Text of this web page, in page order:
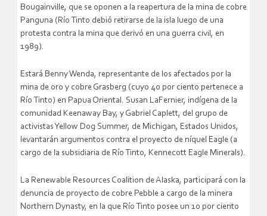
Bougainville, que se oponen a la reapertura de la mina de cobre
Panguna (Río Tinto debió retirarse de la isla luego de una
protesta contra la mina que derivó en una guerra civil, en
1989).
Estará Benny Wenda, representante de los afectados por la
mina de oro y cobre Grasberg (cuyo 40 por ciento pertenece a
Río Tinto) en Papua Oriental. Susan LaFernier, indígena de la
comunidad Keenaway Bay, y Gabriel Caplett, del grupo de
activistas Yellow Dog Summer, de Michigan, Estados Unidos,
levantarán argumentos contra el proyecto de níquel Eagle (a
cargo de la subsidiaria de Río Tinto, Kennecott Eagle Minerals).
La Renewable Resources Coalition de Alaska, participará con la
denuncia de proyecto de cobre Pebble a cargo de la minera
Northern Dynasty, en la que Río Tinto posee un 10 por ciento